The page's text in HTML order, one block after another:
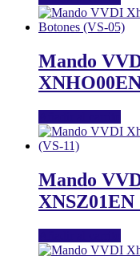
Mando
Mando
XNSZ01EN